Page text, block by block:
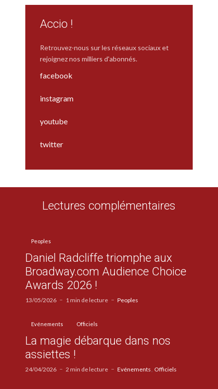
Accio !
Retrouvez-nous sur les réseaux sociaux et
rejoignez nos milliers d'abonnés.
facebook
instagram
youtube
twitter
Lectures complémentaires
Peoples
Daniel Radcliffe triomphe aux
Broadway.com Audience Choice
Awards 2026 !
13/05/2026 1 min de lecture Peoples
Evénements Officiels
La magie débarque dans nos
assiettes !
24/04/2026 2 min de lecture Evénements Officiels